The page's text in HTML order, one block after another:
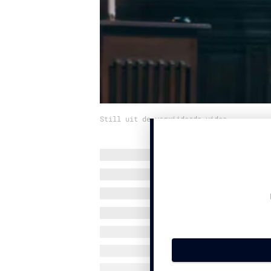
Still uit de verwijderde video.